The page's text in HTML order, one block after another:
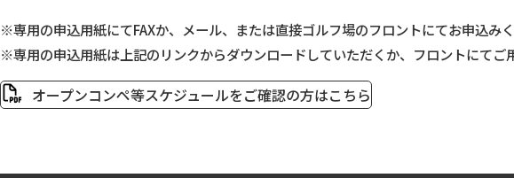
※専用の申込用紙にてFAXか、メール、または直接ゴルフ場のフロントにてお申込みく
※専用の申込用紙は上記のリンクからダウンロードしていただくか、フロントにてご
オープンコンペ等スケジュールをご確認の方はこちら